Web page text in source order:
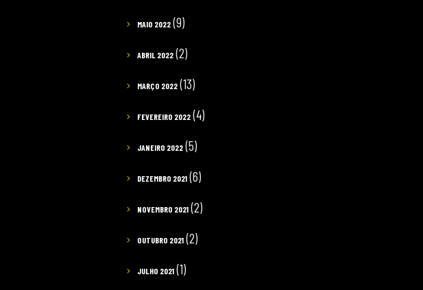
MAIO 2022 (9)
ABRIL 2022 (2)
MARÇO 2022 (13)
FEVEREIRO 2022 (4)
JANEIRO 2022 (5)
DEZEMBRO 2021 (6)
NOVEMBRO 2021 (2)
OUTUBRO 2021 (2)
JULHO 2021 (1)